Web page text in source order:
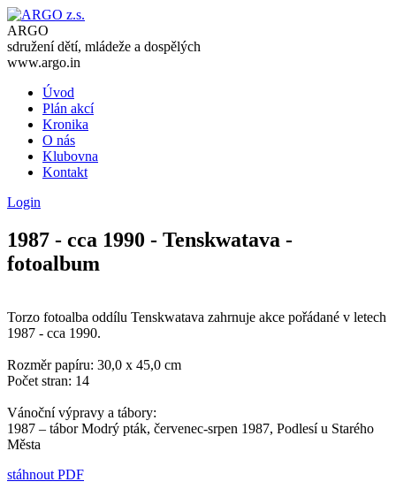
ARGO
sdružení dětí, mládeže a dospělých
www.argo.in
Úvod
Plán akcí
Kronika
O nás
Klubovna
Kontakt
Login
1987 - cca 1990 - Tenskwatava -
fotoalbum
Torzo fotoalba oddílu Tenskwatava zahrnuje akce pořádané v letech
1987 - cca 1990.
Rozměr papíru: 30,0 x 45,0 cm
Počet stran: 14
Vánoční výpravy a tábory:
1987 – tábor Modrý pták, červenec-srpen 1987, Podlesí u Starého
Města
stáhnout PDF